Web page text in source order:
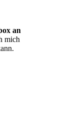
an
mich